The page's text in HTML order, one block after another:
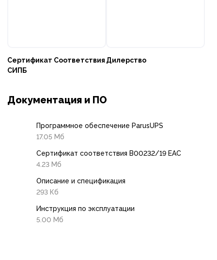
Сертификат Соответствия
СИПБ
Дилерство
Документация и ПО
Программное обеспечение ParusUPS
17.05 Мб
Сертификат соответствия В00232/19 EAC
4.23 Мб
Описание и спецификация
293 Кб
Инструкция по эксплуатации
5.00 Мб